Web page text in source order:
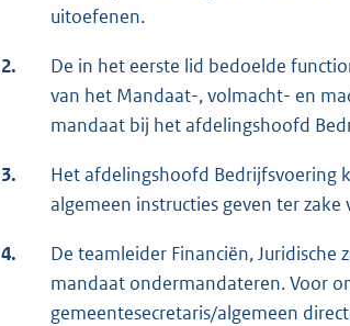
uitoefenen.
2.
De in het eerste lid bedoelde
van het Mandaat-, volmacht- en
mandaat bij het afdelingshoofd
3.
Het afdelingshoofd Bedrijfsvoering
algemeen instructies geven ter
4.
De teamleider Financiën,
mandaat ondermandateren. Voor
gemeentesecretaris/algemeen